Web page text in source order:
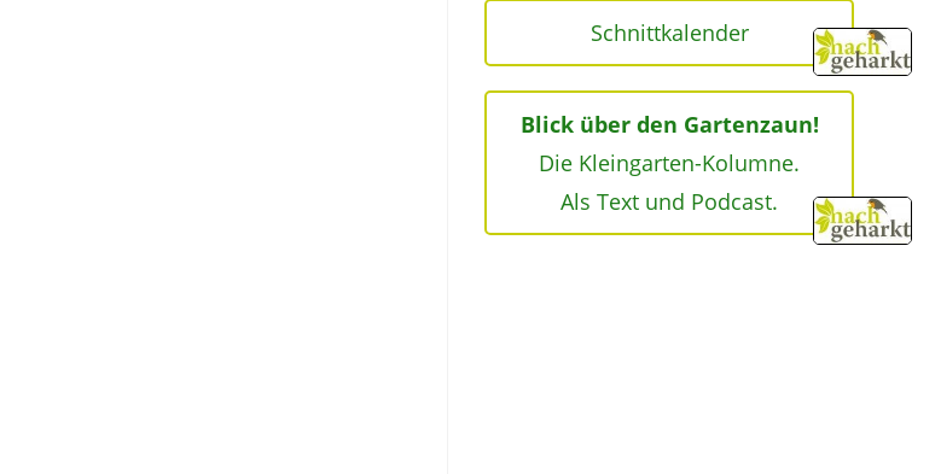
Schnittkalender
Blick über den Gartenzaun!
Die Kleingarten-Kolumne.
Als Text und Podcast.